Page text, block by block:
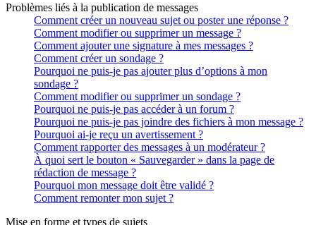
Problèmes liés à la publication de messages
Comment créer un nouveau sujet ou poster une réponse ?
Comment modifier ou supprimer un message ?
Comment ajouter une signature à mes messages ?
Comment créer un sondage ?
Pourquoi ne puis-je pas ajouter plus d’options à mon
sondage ?
Comment modifier ou supprimer un sondage ?
Pourquoi ne puis-je pas accéder à un forum ?
Pourquoi ne puis-je pas joindre des fichiers à mon message ?
Pourquoi ai-je reçu un avertissement ?
Comment rapporter des messages à un modérateur ?
À quoi sert le bouton « Sauvegarder » dans la page de
rédaction de message ?
Pourquoi mon message doit être validé ?
Comment remonter mon sujet ?
Mise en forme et types de sujets